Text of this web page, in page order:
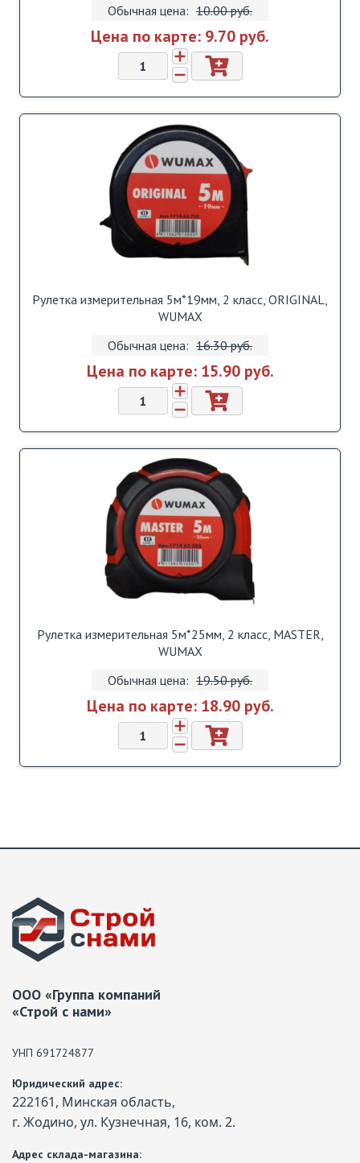
Обычная цена: 10.00 pуб.
Цена по карте: 9.70 pуб.
Рулетка измерительная 5м*19мм, 2 класс, ORIGINAL,
WUMAX
Обычная цена: 16.30 pуб.
Цена по карте: 15.90 pуб.
Рулетка измерительная 5м*25мм, 2 класс, MASTER,
WUMAX
Обычная цена: 19.50 pуб.
Цена по карте: 18.90 pуб.
ООО «Группа компаний
«Строй с нами»
УНП 691724877
Юридический адрес:
222161, Минская область,
г. Жодино, ул. Кузнечная, 16, ком. 2.
Адрес склада-магазина: